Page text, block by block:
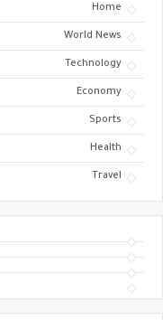
Home
World News
Technology
Economy
Sports
Health
Travel